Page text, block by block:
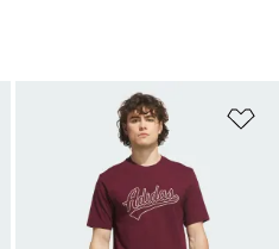
Dodaj do listy życzeń